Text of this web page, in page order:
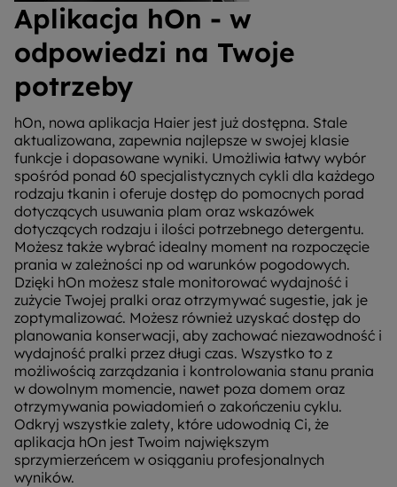
Aplikacja hOn - w
odpowiedzi na Twoje
potrzeby
hOn, nowa aplikacja Haier jest już dostępna. Stale
aktualizowana, zapewnia najlepsze w swojej klasie
funkcje i dopasowane wyniki. Umożliwia łatwy wybór
spośród ponad 60 specjalistycznych cykli dla każdego
rodzaju tkanin i oferuje dostęp do pomocnych porad
dotyczących usuwania plam oraz wskazówek
dotyczących rodzaju i ilości potrzebnego detergentu.
Możesz także wybrać idealny moment na rozpoczęcie
prania w zależności np od warunków pogodowych.
Dzięki hOn możesz stale monitorować wydajność i
zużycie Twojej pralki oraz otrzymywać sugestie, jak je
zoptymalizować. Możesz również uzyskać dostęp do
planowania konserwacji, aby zachować niezawodność i
wydajność pralki przez długi czas. Wszystko to z
możliwością zarządzania i kontrolowania stanu prania
w dowolnym momencie, nawet poza domem oraz
otrzymywania powiadomień o zakończeniu cyklu.
Odkryj wszystkie zalety, które udowodnią Ci, że
aplikacja hOn jest Twoim największym
sprzymierzeńcem w osiąganiu profesjonalnych
wyników.